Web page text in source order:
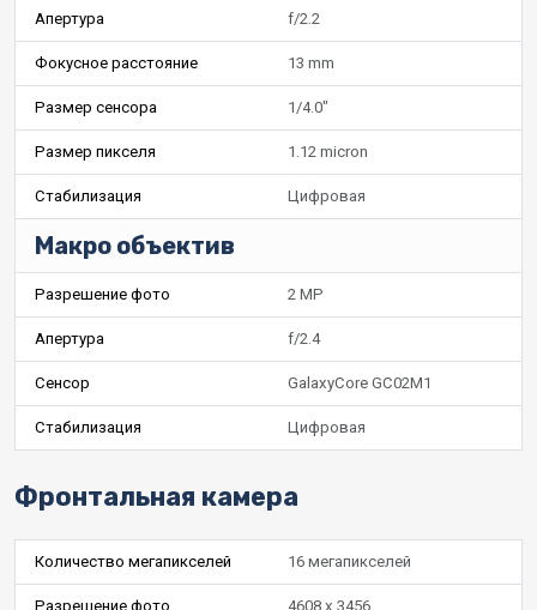
Апертура f/2.2
Фокусное расстояние 13 mm
Размер сенсора 1/4.0"
Размер пикселя 1.12 micron
Стабилизация Цифровая
Макро объектив
Разрешение фото 2 MP
Апертура f/2.4
Сенсор GalaxyCore GC02M1
Стабилизация Цифровая
Фронтальная камера
Количество мегапикселей 16 мегапикселей
Разрешение фото 4608 x 3456